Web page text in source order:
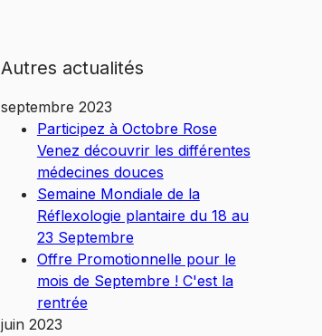
Autres actualités
septembre 2023
Participez à Octobre Rose
Venez découvrir les différentes
médecines douces
Semaine Mondiale de la
Réflexologie plantaire du 18 au
23 Septembre
Offre Promotionnelle pour le
mois de Septembre ! C'est la
rentrée
juin 2023